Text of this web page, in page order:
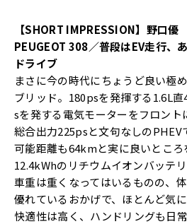
【SHORT IMPRESSION】野口優
PEUGEOT 308／普段はEV走行、
ドライブ
まさに今の時代にちょうど良い極
ブリッド。180psを発揮する1.6L
sを発する電気モーターをフロント
総合出力225psと文句なしのPHEV
可能距離も64kmと実に良いところ
12.4kWhのリチウムイオンバッテ
車重は重くなってはいるものの、
優れているおかげで、ほとんど気
快適性は高く、ハンドリングも日